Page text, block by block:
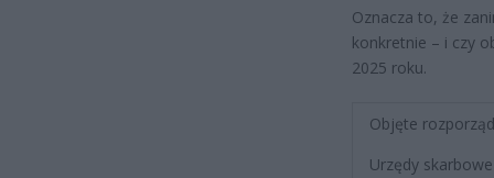
Oznacza to, że
konkretnie – i czy
2025 roku.
Objęte
Urzędy skarbowe